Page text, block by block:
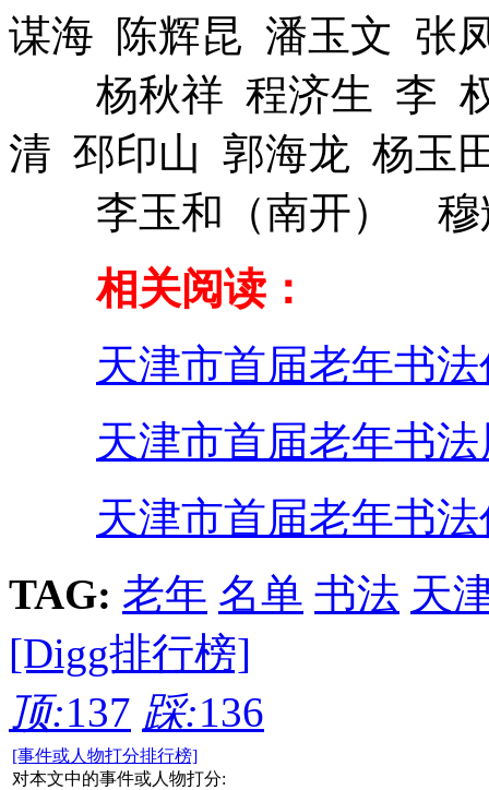
谋海 陈辉昆 潘玉文 张
杨秋祥 程济生 李 权
清 邳印山 郭海龙 杨玉
李玉和（南开） 穆
相关阅读：
天津市首届老年书
天津市首届老年书
天津市首届老年书
TAG: 老年 名单 书法 天
[Digg排行榜]
顶:137 踩:136
[事件或人物打分排行榜]
对本文中的事件或人物打分: